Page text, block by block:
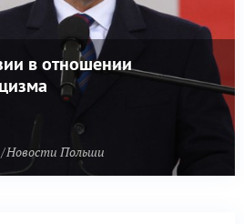
в отношении
Новости Польши